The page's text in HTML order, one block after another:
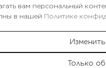
вам персональный
в нашей Политике
Только